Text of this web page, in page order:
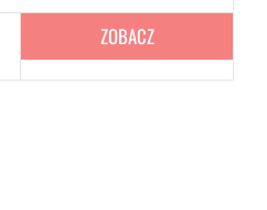
ZOBACZ